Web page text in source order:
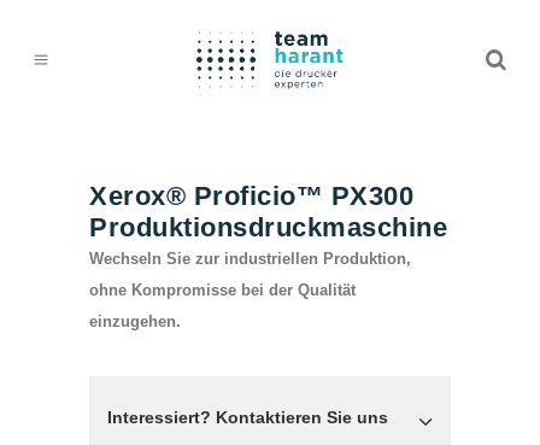
Xerox® Proficio™ PX300
Produktionsdruckmaschine
Wechseln Sie zur industriellen Produktion,
ohne Kompromisse bei der Qualität
einzugehen.
Interessiert? Kontaktieren Sie uns